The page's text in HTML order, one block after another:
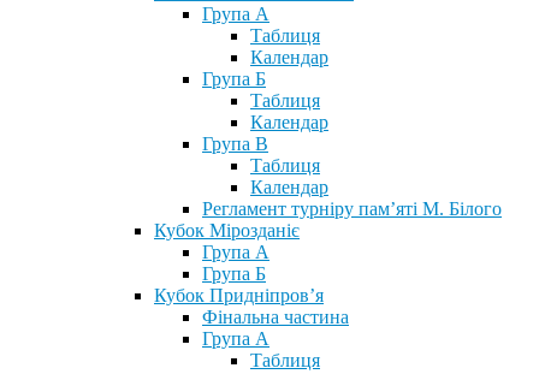
Група А
Таблиця
Календар
Група Б
Таблиця
Календар
Група В
Таблиця
Календар
Регламент турніру пам’яті М. Білого
Кубок Мірозданіє
Група А
Група Б
Кубок Придніпров’я
Фінальна частина
Група А
Таблиця